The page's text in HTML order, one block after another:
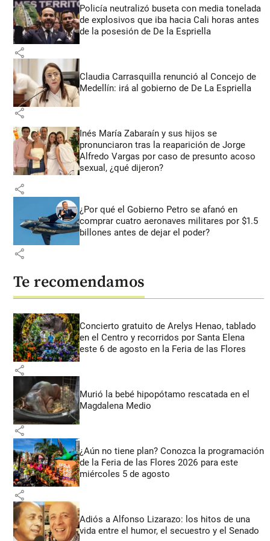
Policía neutralizó buseta con media tonelada
de explosivos que iba hacia Cali horas antes
de la posesión de De la Espriella
share
Claudia Carrasquilla renunció al Concejo de
Medellín: irá al gobierno de De La Espriella
share
Inés María Zabaraín y sus hijos se
pronunciaron tras la reaparición de Jorge
Alfredo Vargas por caso de presunto acoso
sexual, ¿qué dijeron?
share
¿Por qué el Gobierno Petro se afanó en
comprar cuatro aeronaves militares por $1.5
billones antes de dejar el poder?
share
Te recomendamos
Concierto gratuito de Arelys Henao, tablado
en el Centro y recorridos por Santa Elena
este 6 de agosto en la Feria de las Flores
share
Murió la bebé hipopótamo rescatada en el
Magdalena Medio
share
¿Aún no tiene plan? Conozca la programación
de la Feria de las Flores 2026 para este
miércoles 5 de agosto
share
Adiós a Alfonso Lizarazo: los hitos de una
vida entre el humor, el secuestro y el Senado